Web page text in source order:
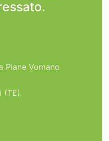
Piane Vomano
(TE)